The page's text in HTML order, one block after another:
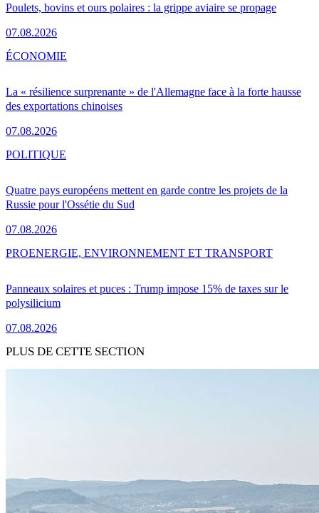
Poulets, bovins et ours polaires : la grippe aviaire se propage
07.08.2026
La « résilience surprenante » de l'Allemagne face à la forte hausse
des exportations chinoises
07.08.2026
ÉCONOMIE
Quatre pays européens mettent en garde contre les projets de la
Russie pour l'Ossétie du Sud
07.08.2026
POLITIQUE
Panneaux solaires et puces : Trump impose 15% de taxes sur le
polysilicium
07.08.2026
PROENERGIE, ENVIRONNEMENT ET TRANSPORT
PLUS DE CETTE SECTION